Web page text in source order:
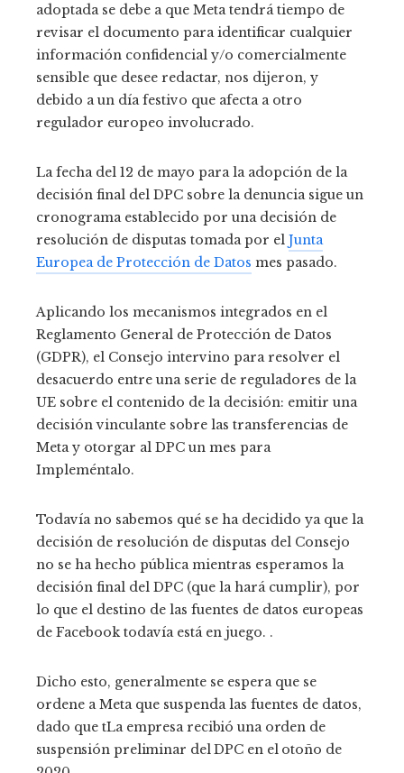
adoptada se debe a que Meta tendrá tiempo de
revisar el documento para identificar cualquier
información confidencial y/o comercialmente
sensible que desee redactar, nos dijeron, y
debido a un día festivo que afecta a otro
regulador europeo involucrado.
La fecha del 12 de mayo para la adopción de la
decisión final del DPC sobre la denuncia sigue un
cronograma establecido por una decisión de
resolución de disputas tomada por el Junta
Europea de Protección de Datos mes pasado.
Aplicando los mecanismos integrados en el
Reglamento General de Protección de Datos
(GDPR), el Consejo intervino para resolver el
desacuerdo entre una serie de reguladores de la
UE sobre el contenido de la decisión: emitir una
decisión vinculante sobre las transferencias de
Meta y otorgar al DPC un mes para
Impleméntalo.
Todavía no sabemos qué se ha decidido ya que la
decisión de resolución de disputas del Consejo
no se ha hecho pública mientras esperamos la
decisión final del DPC (que la hará cumplir), por
lo que el destino de las fuentes de datos europeas
de Facebook todavía está en juego. .
Dicho esto, generalmente se espera que se
ordene a Meta que suspenda las fuentes de datos,
dado que tLa empresa recibió una orden de
suspensión preliminar del DPC en el otoño de